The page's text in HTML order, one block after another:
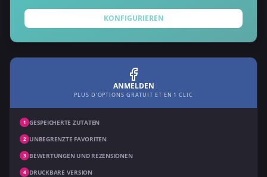
KONFIGURIEREN
ANMELDEN
PLUS D'OPTIONS GRATUIT ET EN 1 CLIC
1 GESPEICHERTE ZUTATEN
2 UNBEGRENZTE FAVORITEN
3 BEWERTUNGEN UND REZENSIONEN
4 DRUCKBARE VERSION